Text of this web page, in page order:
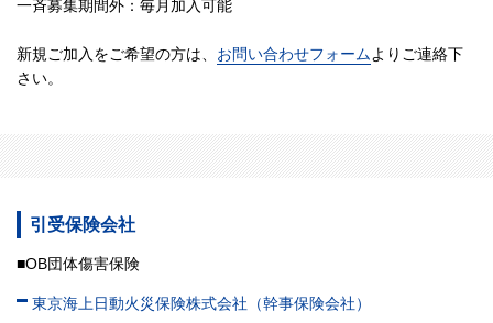
一斉募集期間外：毎月加入可能
新規ご加入をご希望の方は、 お問い合わせフォームよりご連絡下
さい。
引受保険会社
■OB団体傷害保険
東京海上日動火災保険株式会社（幹事保険会社）